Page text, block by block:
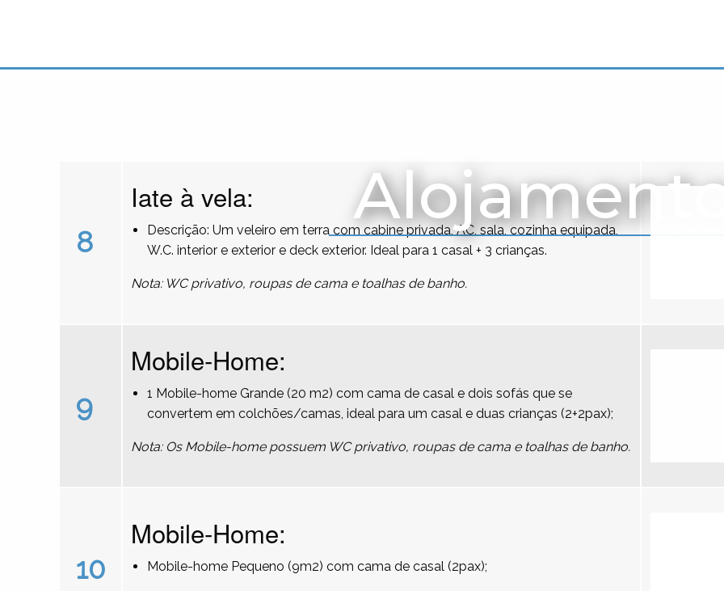
8
Iate à vela:
Descrição: Um veleiro em terra com cabine privada, AC, sala, cozinha equipada,
W.C. interior e exterior e deck exterior. Ideal para 1 casal + 3 crianças.
Nota: WC privativo, roupas de cama e toalhas de banho.
9
Mobile-Home:
1 Mobile-home Grande (20 m2) com cama de casal e dois sofás que se
convertem em colchões/camas, ideal para um casal e duas crianças (2+2pax);
Nota: Os Mobile-home possuem WC privativo, roupas de cama e toalhas de banho.
10
Mobile-Home:
Mobile-home Pequeno (9m2) com cama de casal (2pax);